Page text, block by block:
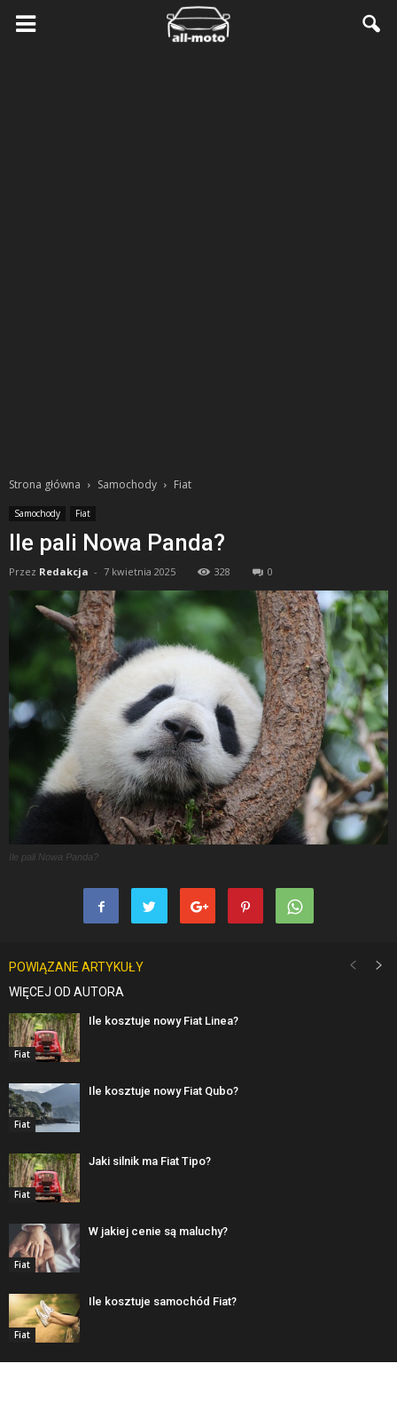
Strona główna Samochody Fiat
Samochody Fiat
Ile pali Nowa Panda?
Przez Redakcja - 7 kwietnia 2025 328 0
Ile pali Nowa Panda?
POWIĄZANE ARTYKUŁY
WIĘCEJ OD AUTORA
Fiat
Ile kosztuje nowy Fiat Linea?
Fiat
Ile kosztuje nowy Fiat Qubo?
Fiat
Jaki silnik ma Fiat Tipo?
Fiat
W jakiej cenie są maluchy?
Fiat
Ile kosztuje samochód Fiat?